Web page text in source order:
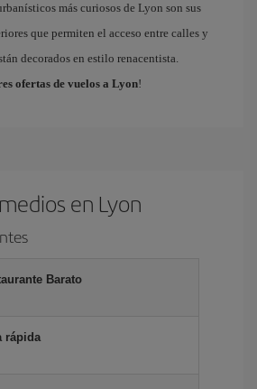
más curiosos de Lyon son sus
que permiten el acceso entre calles y
decorados en estilo renacentista.
ofertas de vuelos a Lyon!
en Lyon
Barato
rápida